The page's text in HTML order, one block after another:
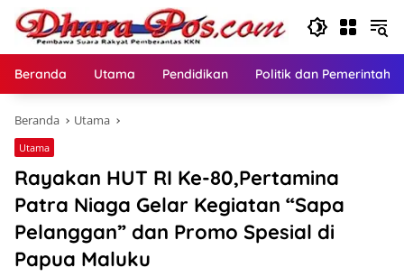
Langsung
konten
Beranda Utama Pendidikan Politik dan
Beranda Utama
Utama
Rayakan HUT RI Ke-80,Pertamina
Patra Niaga Gelar Kegiatan “Sapa
Pelanggan” dan Promo Spesial di
Papua Maluku